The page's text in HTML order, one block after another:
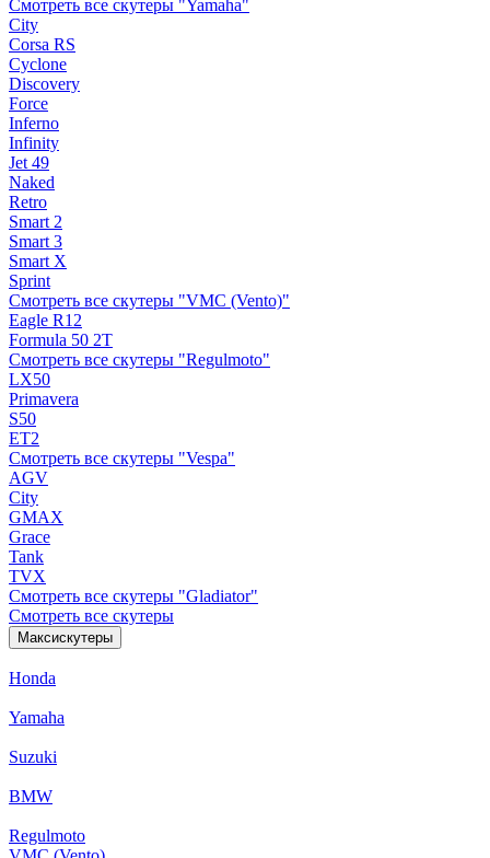
Смотреть все скутеры "Yamaha"
City
Corsa RS
Cyclone
Discovery
Force
Inferno
Infinity
Jet 49
Naked
Retro
Smart 2
Smart 3
Smart X
Sprint
Смотреть все скутеры "VMC (Vento)"
Eagle R12
Formula 50 2Т
Смотреть все скутеры "Regulmoto"
LX50
Primavera
S50
ET2
Смотреть все скутеры "Vespa"
AGV
City
GMAX
Grace
Tank
TVX
Смотреть все скутеры "Gladiator"
Смотреть все скутеры
Максискутеры
Honda
Yamaha
Suzuki
BMW
Regulmoto